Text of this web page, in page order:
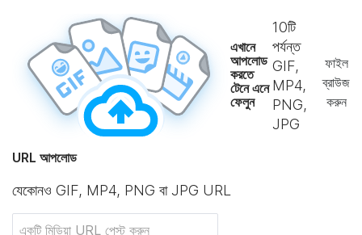
এখানে
আপলোড
করতে
টেনে এনে
ফেলুন
10টি
পর্যন্ত
GIF,
MP4,
PNG,
JPG
ফাইল
ব্রাউজ
করুন
URL আপলোড
যেকোনও GIF, MP4, PNG বা JPG URL